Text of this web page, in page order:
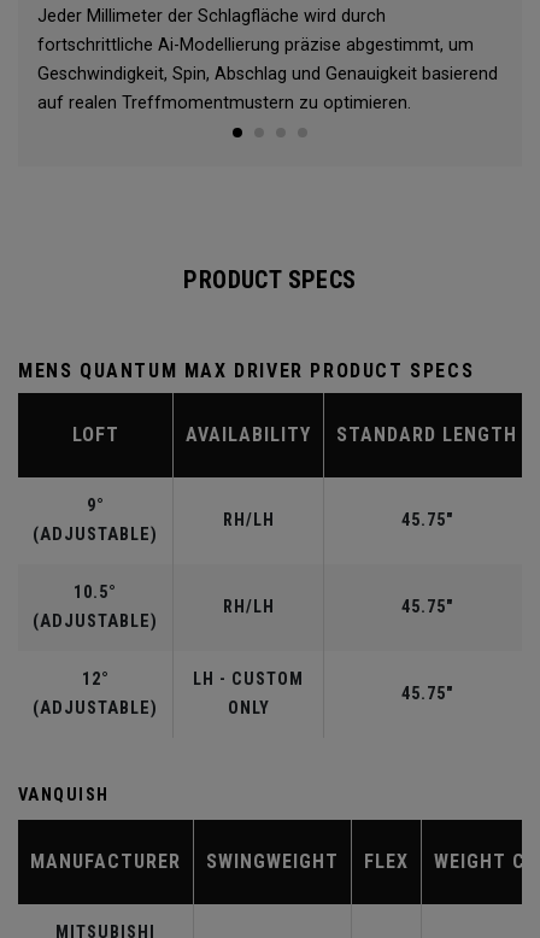
Jeder Millimeter der Schlagfläche wird durch
fortschrittliche Ai-Modellierung präzise abgestimmt, um
Geschwindigkeit, Spin, Abschlag und Genauigkeit basierend
auf realen Treffmomentmustern zu optimieren.
PRODUCT SPECS
MENS QUANTUM MAX DRIVER PRODUCT SPECS
LOFT AVAILABILITY STANDARD LENGTH
9°
(ADJUSTABLE)
RH/LH 45.75"
10.5°
(ADJUSTABLE)
RH/LH 45.75"
12°
(ADJUSTABLE)
LH - CUSTOM
ONLY
45.75"
VANQUISH
MANUFACTURER SWINGWEIGHT FLEX WEIGHT
MITSUBISHI